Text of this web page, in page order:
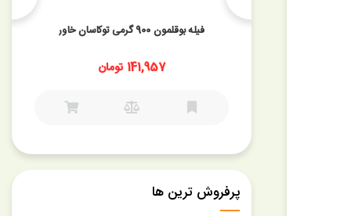
فیله بوقلمون 900 گرمی توکاسان خاور
141,957 تومان
پرفروش ترین ها